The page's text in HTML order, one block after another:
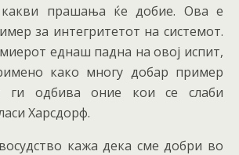
какви прашања ќе добие. Ова е
за интегритетот на системот.
еднаш падна на овој испит,
како многу добар пример
ги одбива оние кои се слаби
Харсдорф.
кажа дека сме добри во